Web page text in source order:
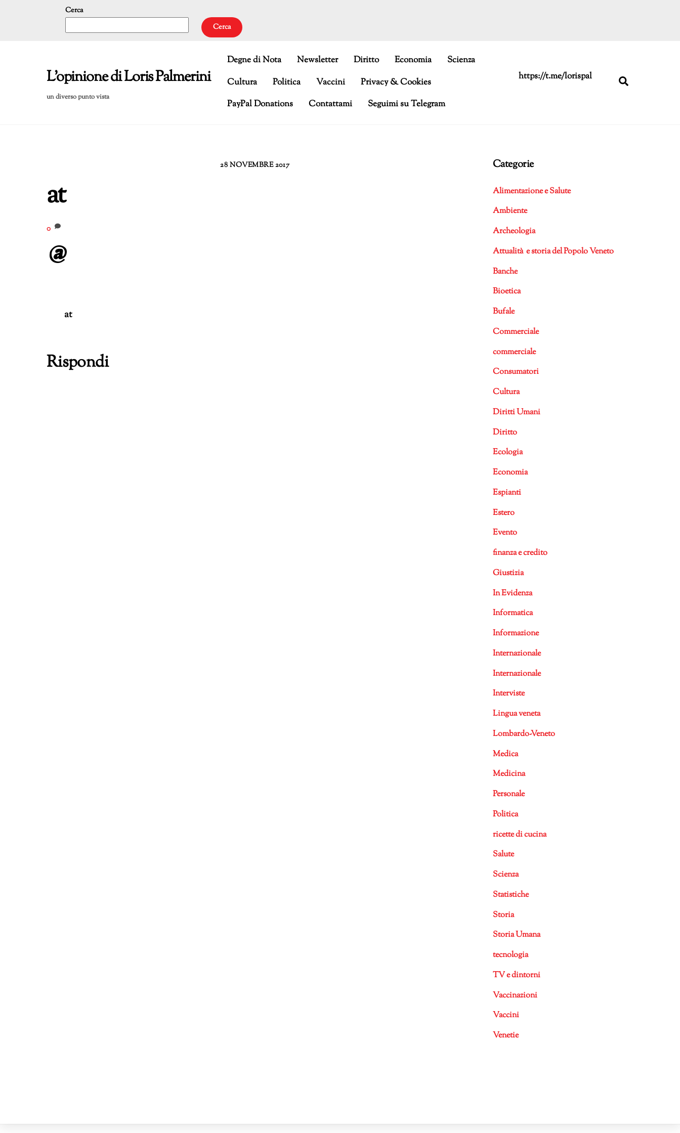
Cerca
Cerca
L'opinione di Loris Palmerini
un diverso punto vista
https://t.me/lorispal
Degne di Nota Newsletter Diritto Economia
Scienza
Cultura
Politica Vaccini
Privacy & Cookies
PayPal Donations
Contattami Seguimi su Telegram
28 NOVEMBRE 2017
at
0
at
Rispondi
Categorie
Alimentazione e Salute
Ambiente
Archeologia
Attualità e storia del Popolo Veneto
Banche
Bioetica
Bufale
Commerciale
commerciale
Consumatori
Cultura
Diritti Umani
Diritto
Ecologia
Economia
Espianti
Estero
Evento
finanza e credito
Giustizia
In Evidenza
Informatica
Informazione
Internazionale
Internazionale
Interviste
Lingua veneta
Lombardo-Veneto
Medica
Medicina
Personale
Politica
ricette di cucina
Salute
Scienza
Statistiche
Storia
Storia Umana
tecnologia
TV e dintorni
Vaccinazioni
Vaccini
Venetie